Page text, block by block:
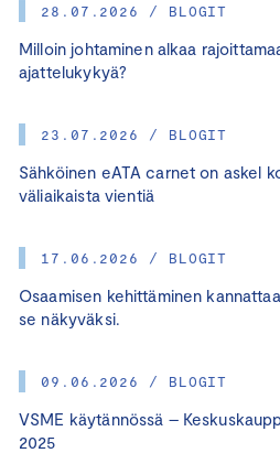
28.07.2026 / BLOGIT
Milloin johtaminen alkaa
ajattelukykyä?
23.07.2026 / BLOGIT
Sähköinen eATA carnet on askel
väliaikaista vientiä
17.06.2026 / BLOGIT
Osaamisen kehittäminen
se näkyväksi.
09.06.2026 / BLOGIT
VSME käytännössä –
2025